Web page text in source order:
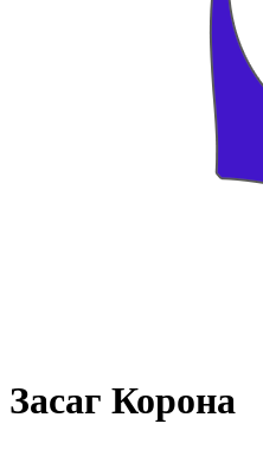
Засаг Корона